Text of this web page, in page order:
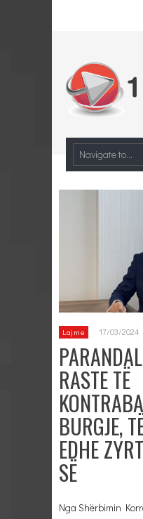
Lajme 17/03/2024
RASTE TË
BURGJE,
EDHE
SË
Nga Shërbimin